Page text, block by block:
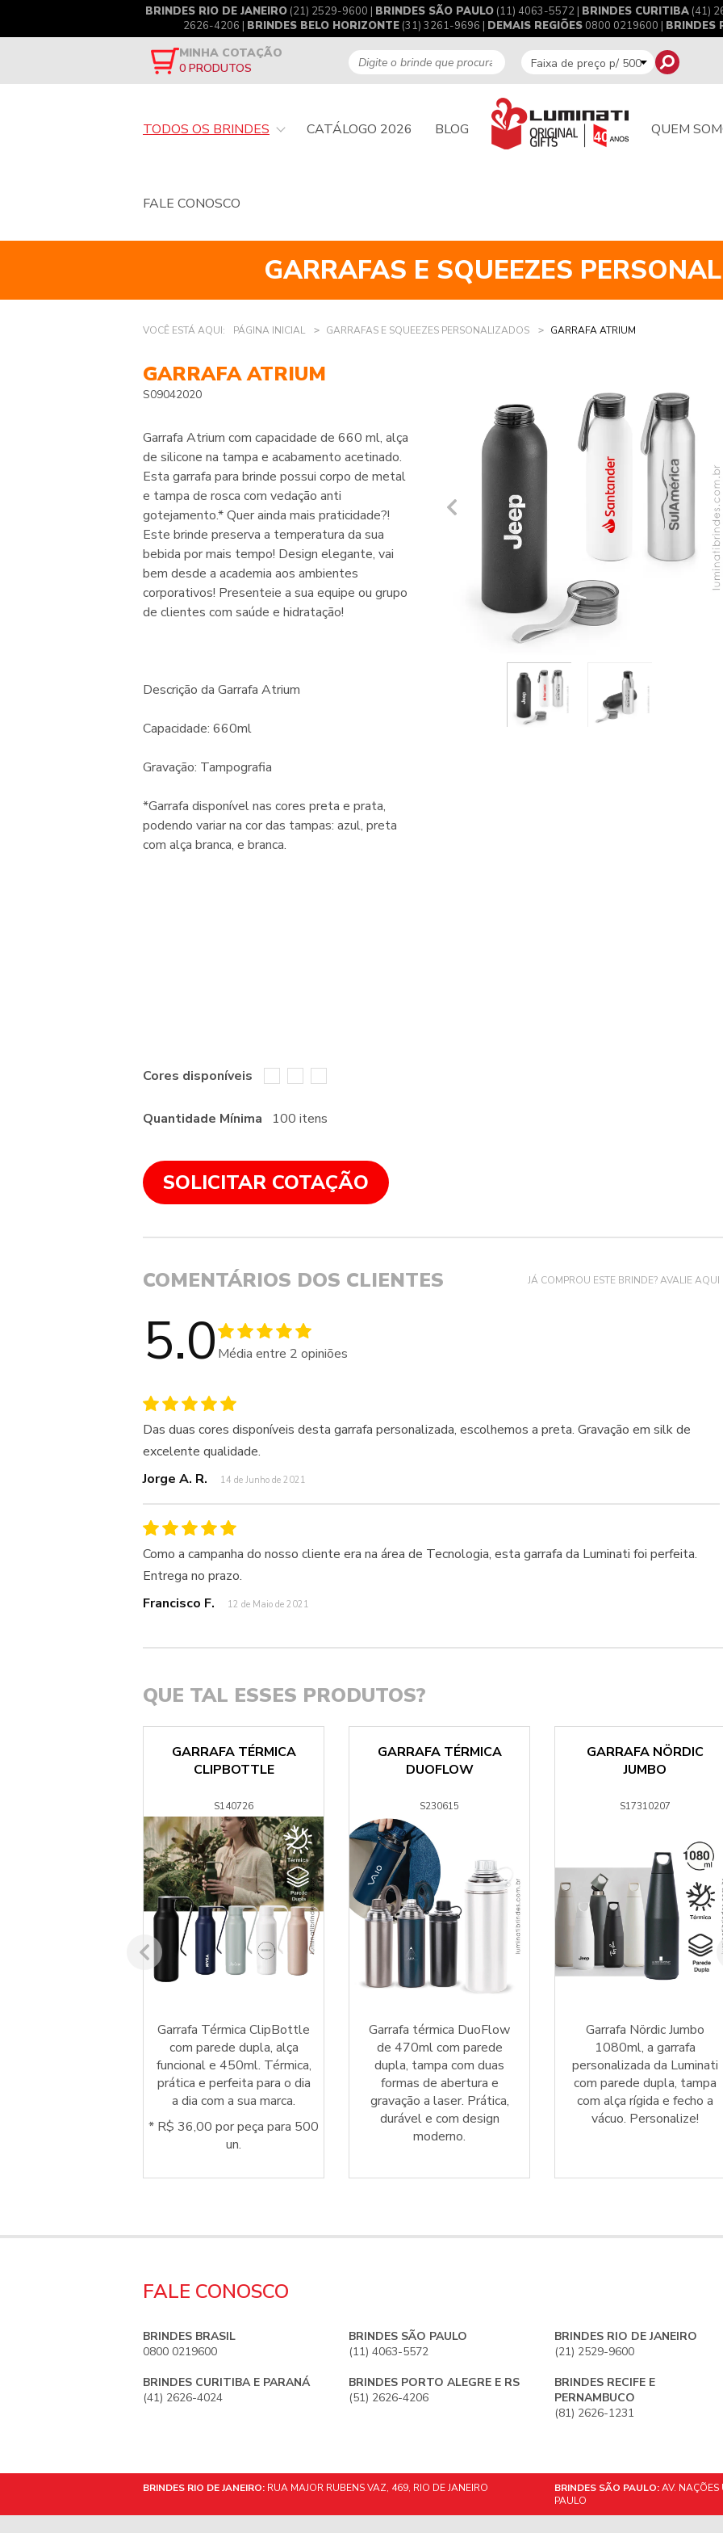
BRINDES RIO DE JANEIRO(21) 2529-9600 | BRINDES SÃO PAULO(11) 4063-5572 | BRINDES CURITIBA(41)
2626-4206 | BRINDES BELO HORIZONTE (31) 3261-9696 | DEMAIS REGIÕES 0800 0219600 | BRINDES
MINHA COTAÇÃO
0 PRODUTOS
TODOS OS BRINDES CATÁLOGO 2026 BLOG QUEM
FALE CONOSCO
GARRAFAS E SQUEEZES
VOCÊ ESTÁ AQUI: PÁGINA INICIAL GARRAFAS E SQUEEZES PERSONALIZADOS GARRAFA ATRIUM
GARRAFA ATRIUM
S09042020
Garrafa Atrium com capacidade de 660 ml, alça
de silicone na tampa e acabamento acetinado.
Esta garrafa para brinde possui corpo de metal
e tampa de rosca com vedação anti
gotejamento.* Quer ainda mais praticidade?!
Este brinde preserva a temperatura da sua
bebida por mais tempo! Design elegante, vai
bem desde a academia aos ambientes
corporativos! Presenteie a sua equipe ou grupo
de clientes com saúde e hidratação!
Descrição da Garrafa Atrium
Capacidade: 660ml
Gravação: Tampografia
*Garrafa disponível nas cores preta e prata,
podendo variar na cor das tampas: azul, preta
com alça branca, e branca.
Cores disponíveis
Quantidade Mínima 100 itens
SOLICITAR COTAÇÃO
COMENTÁRIOS DOS CLIENTES JÁ COMPROU ESTE BRINDE? AVALIE AQUI
5.0 Média entre 2 opiniões
Das duas cores disponíveis desta garrafa personalizada, escolhemos a preta. Gravação em silk de
excelente qualidade.
Jorge A. R.
14 de Junho de 2021
Como a campanha do nosso cliente era na área de Tecnologia, esta garrafa da Luminati foi perfeita.
Entrega no prazo.
Francisco F.
12 de Maio de 2021
QUE TAL ESSES PRODUTOS?
GARRAFA TÉRMICA
CLIPBOTTLE
S140726
Garrafa Térmica ClipBottle
com parede dupla, alça
funcional e 450ml. Térmica,
prática e perfeita para o dia
a dia com a sua marca.
* R$ 36,00 por peça para 500
un.
GARRAFA TÉRMICA
DUOFLOW
S230615
Garrafa térmica DuoFlow
de 470ml com parede
dupla, tampa com duas
formas de abertura e
gravação a laser. Prática,
durável e com design
moderno.
GARRAFA NÖRDIC
JUMBO
S17310207
Garrafa Nördic Jumbo
1080ml, a garrafa
personalizada da Luminati
com parede dupla, tampa
com alça rígida e fecho a
vácuo. Personalize!
FALE CONOSCO
BRINDES BRASIL
0800 0219600
BRINDES CURITIBA E PARANÁ
(41) 2626-4024
BRINDES SÃO PAULO
(11) 4063-5572
BRINDES PORTO ALEGRE E RS
(51) 2626-4206
BRINDES RIO DE JANEIRO
(21) 2529-9600
BRINDES RECIFE E
PERNAMBUCO
(81) 2626-1231
BRINDES RIO DE JANEIRO: RUA MAJOR RUBENS VAZ, 469, RIO DE JANEIRO BRINDES SÃO PAULO:AV.
PAULO